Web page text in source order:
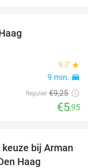
9.7 star
9 min. directions_car
Regulier €9,25
€5,95
30%
bij Arman
Haag